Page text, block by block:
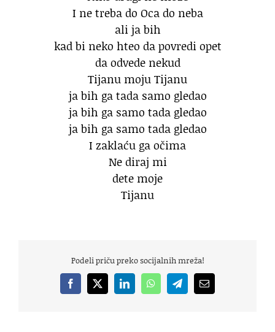
I ne treba do Oca do neba
ali ja bih
kad bi neko hteo da povredi opet
da odvede nekud
Tijanu moju Tijanu
ja bih ga tada samo gledao
ja bih ga samo tada gledao
ja bih ga samo tada gledao
I zaklaću ga očima
Ne diraj mi
dete moje
Tijanu
Podeli priču preko socijalnih mreža!
Facebook
X LinkedInWhatsAppTelegramEmail